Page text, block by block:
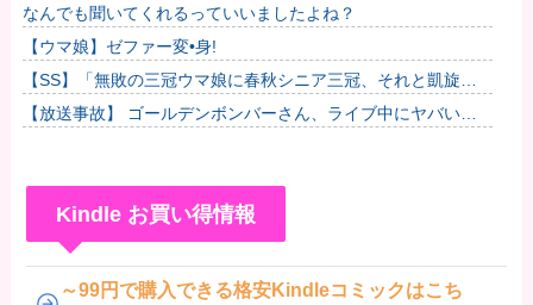
なんでも聞いてくれるっていいましたよね？
【ウマ娘】ゼファー変•身!
【SS】「無敗の三冠ウマ娘に春秋シニア三冠、それと凱旋門
で勝利したら結婚してもいいよ」と担当ウマ娘に発言した普通
のトレー...
【放送事故】 ゴールデンボンバーさん、ライブ中にヤバい観
Kindle お買い得情報
～99円で購入できる格安Kindleコミックはこち